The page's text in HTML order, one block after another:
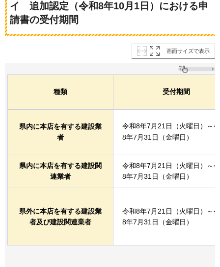
イ 追加認定（令和8年10月1日）における申
請書の受付期間
画面サイズで表示
種類 受付期間
県内に本店を有する建設業
者
令和8年7月21日（火曜日）～
8年7月31日（金曜日）
県内に本店を有する建設関
連業者
令和8年7月21日（火曜日）～
8年7月31日（金曜日）
県外に本店を有する建設業
者及び建設関連業者
令和8年7月21日（火曜日）～
8年7月31日（金曜日）